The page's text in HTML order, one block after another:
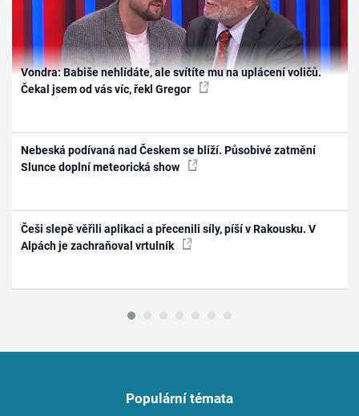
Vondra: Babiše nehlídáte, ale svítíte mu na uplácení voličů.
Čekal jsem od vás víc, řekl Gregor
Nebeská podívaná nad Českem se blíží. Působivé zatmění
Slunce doplní meteorická show
Češi slepě věřili aplikaci a přecenili síly, píší v Rakousku. V
Alpách je zachraňoval vrtulník
Populární témata